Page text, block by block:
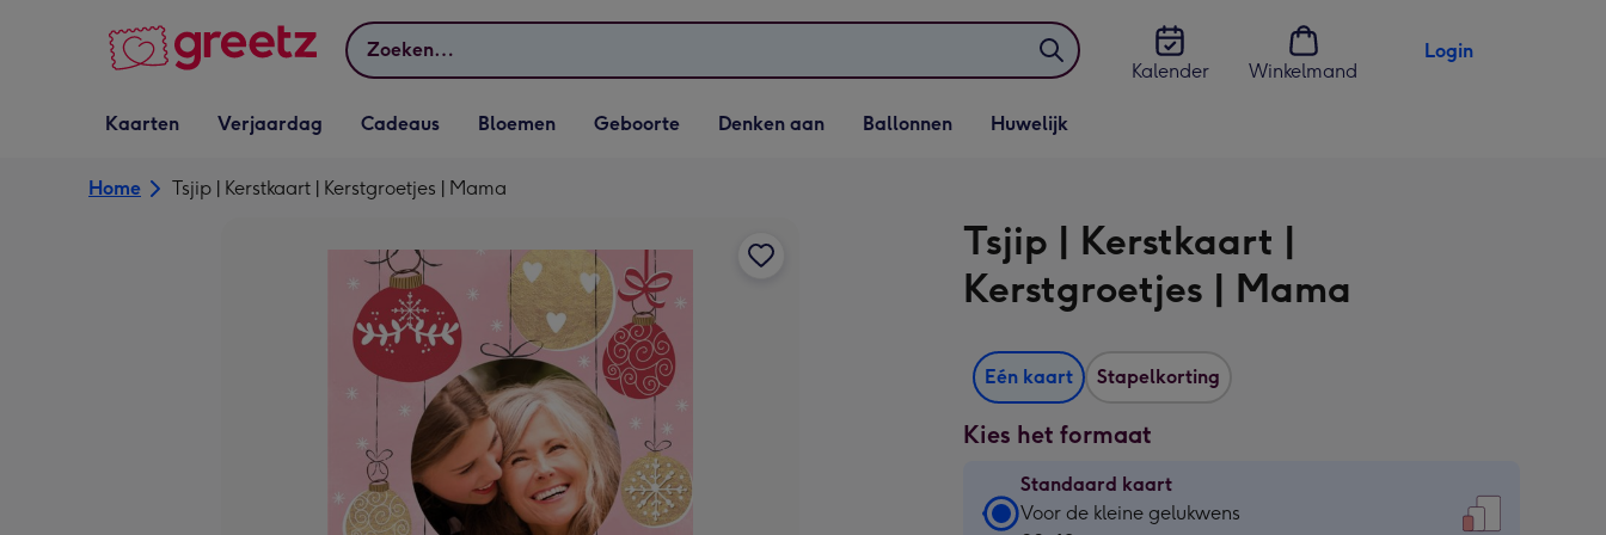
Zoeken
Kalender
Winkelmand
Login
Vervolgkeuzelijst
Kaarten openen
Kaarten
Vervolgkeuzelijst
Verjaardag openen
Verjaardag
Vervolgkeuzelijst
Cadeaus openen
Cadeaus
Vervolgkeuzelijst
Bloemen openen
Bloemen
Vervolgkeuzelijst
Geboorte openen
Geboorte
Vervolgkeuzelijst
Denken aan openen
Denken aan
Vervolgkeuzelijst
Ballonnen openen
Ballonnen
Vervolgkeuzelijst
Huwelijk openen
Huwelijk
Home Tsjip | Kerstkaart | Kerstgroetjes | Mama
Tsjip | Kerstkaart |
Kerstgroetjes | Mama
Eén kaart Stapelkorting
Kies het formaat
Standaard kaart
Standaard
Voor de kleine gelukwens